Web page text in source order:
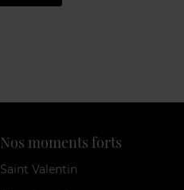
Nos moments forts
Saint Valentin